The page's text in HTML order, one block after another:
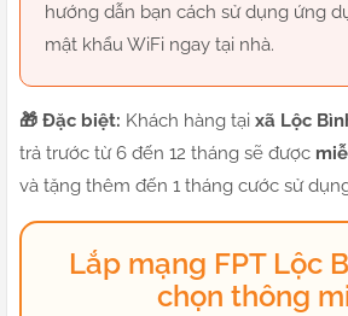
hướng dẫn bạn cách sử dụng ứng
mật khẩu WiFi ngay tại nhà.
🎁 Đặc biệt: Khách hàng tại xã Lộc
trả trước từ 6 đến 12 tháng sẽ được
và tặng thêm đến 1 tháng cước sử
Lắp mạng FPT Lộc
chọn thông